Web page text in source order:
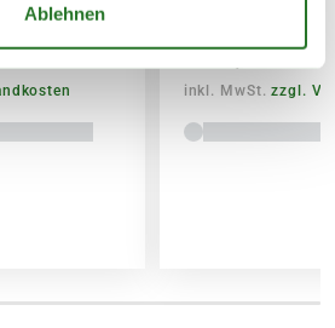
Ablehnen
74,99
inkl. MwSt.zzgl.